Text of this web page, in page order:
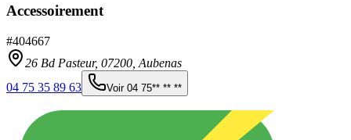
Accessoirement
#404667
26 Bd Pasteur, 07200 Aubenas
04 75 35 89 63
Voir 04 75** ** **